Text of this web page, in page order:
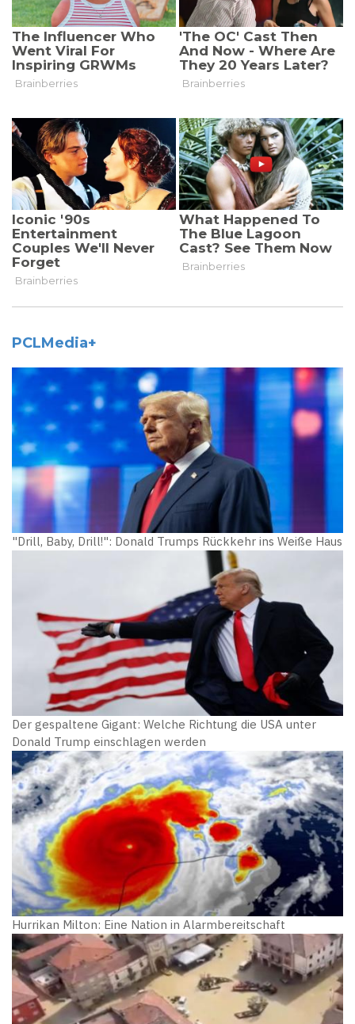
PCLMedia+
"Drill, Baby, Drill!": Donald Trumps Rückkehr ins Weiße Haus
Der gespaltene Gigant: Welche Richtung die USA unter
Donald Trump einschlagen werden
Hurrikan Milton: Eine Nation in Alarmbereitschaft